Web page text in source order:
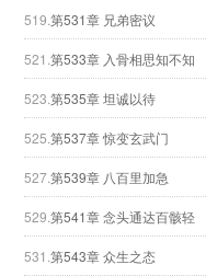
519. 第531章 兄弟密议
521. 第533章 入骨相思知不知
523. 第535章 坦诚以待
525. 第537章 惊变玄武门
527.第539章 八百里加急
529. 第541章 念头通达百骸轻
531. 第543章 众生之态